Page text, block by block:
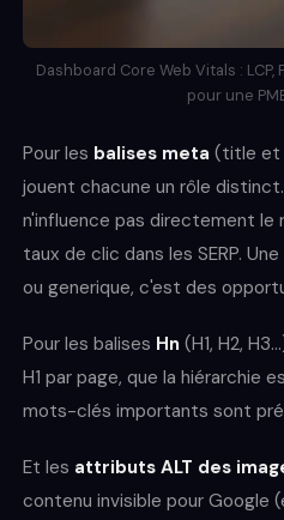
Dashboard Core Web Vitals :
pour une
Pour les balises meta (title et
jouent chacune un rôle
n'influence pas directement le
taux de clic dans les SERP.
ou generique, c'est des
Pour les balises Hn (H1, H2,
H1 par page, que la hiérarchie
mots-clés importants sont
Et les attributs ALT des
contenu invisible pour Google